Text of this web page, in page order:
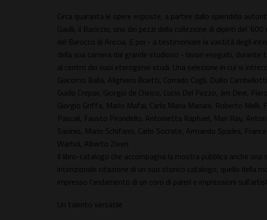
Circa quaranta le opere esposte, a partire dallo splendido
Gaulli, il Baciccio, uno dei pezzi della collezione di dipinti del
del Barocco di Ariccia. E poi - a testimoniare la vastità degli
della sua carriera dal grande studioso - lavori eseguiti,
al centro dei suoi eterogenei studi. Una selezione in cui si
Giacomo Balla, Alighiero Boetti, Corrado Cagli, Duilio
Guido Crepax, Giorgio de Chirico, Lucio Del Pezzo, Jim Dine,
Giorgio Griffa, Mario Mafai, Carlo Maria Mariani, Roberto
Pascali, Fausto Pirandello, Antonietta Raphael, Man Ray,
Savinio, Mario Schifano, Carlo Socrate, Armando Spadini,
Warhol, Alberto Ziveri.
Il libro-catalogo che accompagna la mostra pubblica anche
intenzionale citazione di un suo storico catalogo, quello della
impresso l'andamento di un coro di pareri e impressioni
Un talento versatile